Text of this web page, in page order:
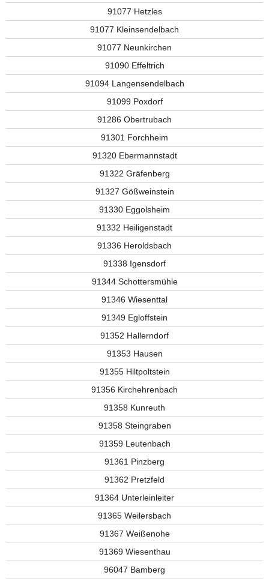
91077 Hetzles
91077 Kleinsendelbach
91077 Neunkirchen
91090 Effeltrich
91094 Langensendelbach
91099 Poxdorf
91286 Obertrubach
91301 Forchheim
91320 Ebermannstadt
91322 Gräfenberg
91327 Gößweinstein
91330 Eggolsheim
91332 Heiligenstadt
91336 Heroldsbach
91338 Igensdorf
91344 Schottersmühle
91346 Wiesenttal
91349 Egloffstein
91352 Hallerndorf
91353 Hausen
91355 Hiltpoltstein
91356 Kirchehrenbach
91358 Kunreuth
91358 Steingraben
91359 Leutenbach
91361 Pinzberg
91362 Pretzfeld
91364 Unterleinleiter
91365 Weilersbach
91367 Weißenohe
91369 Wiesenthau
96047 Bamberg